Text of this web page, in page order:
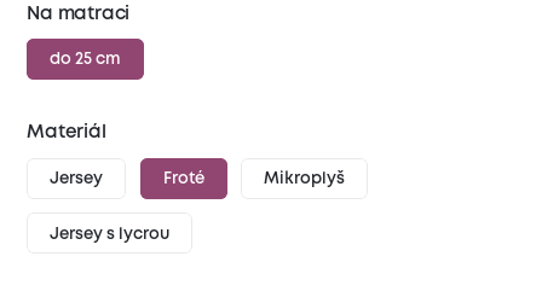
Na matraci
do 25 cm
Materiál
Jersey Froté Mikroplyš
Jersey s lycrou